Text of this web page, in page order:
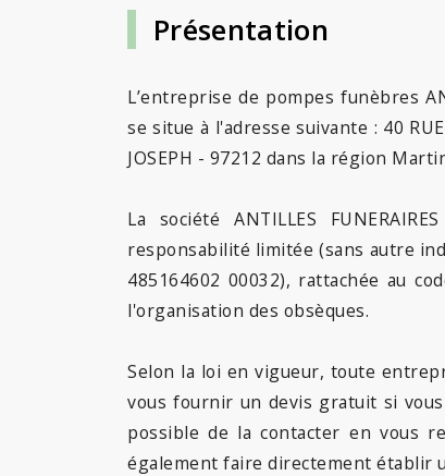
Présentation
L’entreprise de pompes funèbres
se situe à l'adresse suivante : 40
JOSEPH - 97212 dans la région
La société ANTILLES
responsabilité limitée (sans autre
485164602 00032), rattachée au
l'organisation des obsèques.
Selon la loi en vigueur, toute
vous fournir un devis gratuit si
possible de la contacter en vous
également faire directement établir